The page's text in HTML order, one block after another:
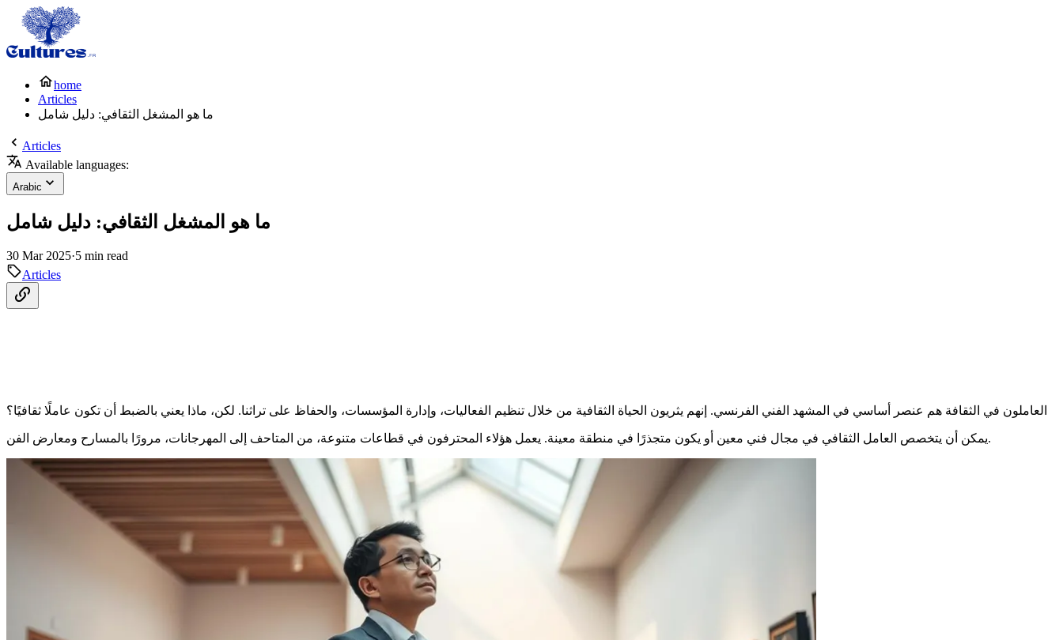
home
Articles
ما هو المشغل الثقافي: دليل شامل
Articles
Available languages:
Arabic
ما هو المشغل الثقافي: دليل شامل
30 Mar 2025·5 min read
Articles
العاملون في الثقافة هم عنصر أساسي في المشهد الفني الفرنسي. إنهم يثريون الحياة الثقافية من خلال تنظيم الفعاليات، وإدارة المؤسسات، والحفاظ على تراثنا. لكن، ماذا يعني بالضبط أن تكون عاملًا ثقافيًا؟
يمكن أن يتخصص العامل الثقافي في مجال فني معين أو يكون متجذرًا في منطقة معينة. يعمل هؤلاء المحترفون في قطاعات متنوعة، من المتاحف إلى المهرجانات، مرورًا بالمسارح ومعارض الفن.